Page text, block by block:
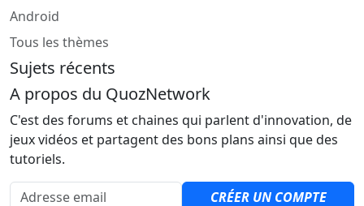
Android
Tous les thèmes
Sujets récents
A propos du QuozNetwork
C'est des forums et chaines qui parlent d'innovation, de
jeux vidéos et partagent des bons plans ainsi que des
tutoriels.
Adresse email
CRÉER UN COMPTE